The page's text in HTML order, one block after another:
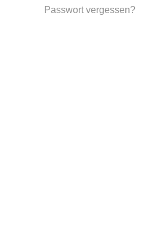
Passwort vergessen?